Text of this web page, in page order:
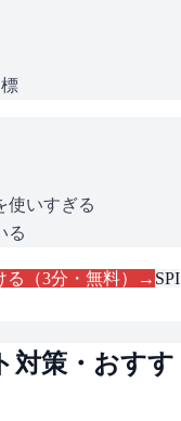
使いすぎる
る
る（3分・無料）→ SPI
対策・おすす